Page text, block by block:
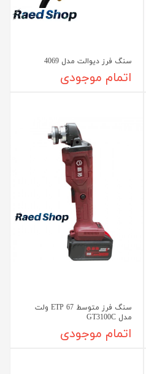
سنگ فرز دیوالت مدل 4069
اتمام موجودی
سنگ فرز متوسط ETP 67 ولت
مدل GT3100C
اتمام موجودی